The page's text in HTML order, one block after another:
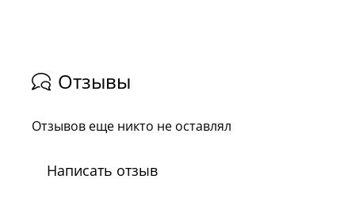
Отзывы
Отзывов еще никто не оставлял
Написать отзыв